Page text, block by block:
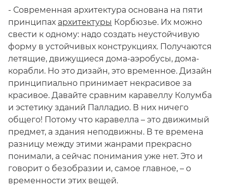
- Современная архитектура основана на пяти
принципах архитектуры Корбюзье. Их можно
свести к одному: надо создать неустойчивую
форму в устойчивых конструкциях. Получаются
летящие, движущиеся дома-аэробусы, дома-
корабли. Но это дизайн, это временное. Дизайн
принципиально принимает некрасивое за
красивое. Давайте сравним каравеллу Колумба
и эстетику зданий Палладио. В них ничего
общего! Потому что каравелла – это движимый
предмет, а здания неподвижны. В те времена
разницу между этими жанрами прекрасно
понимали, а сейчас понимания уже нет. Это и
говорит о безобразии и, самое главное, – о
временности этих вещей.